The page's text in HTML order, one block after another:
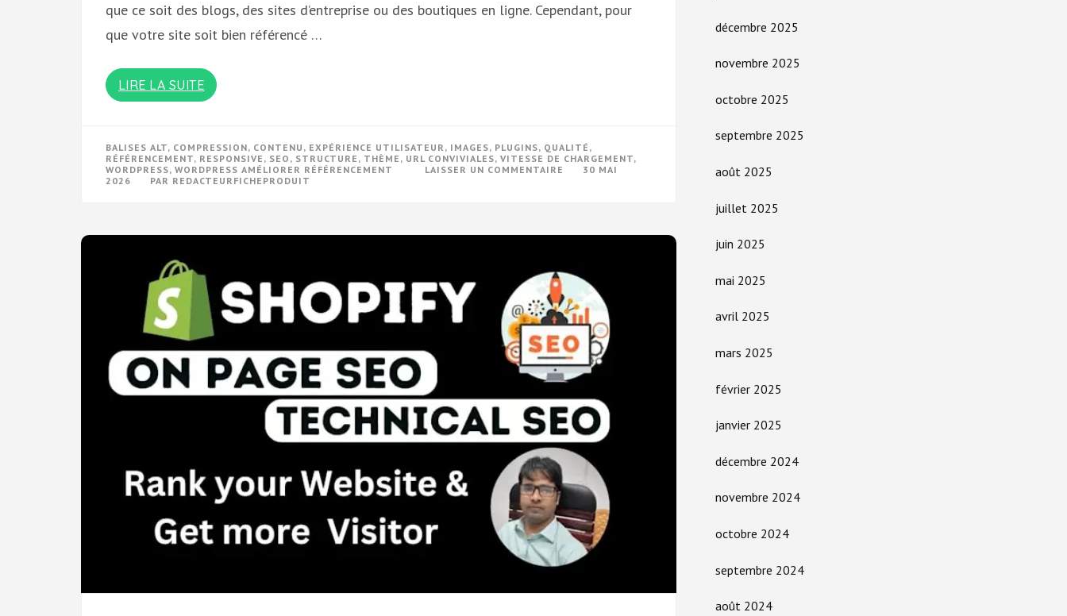
que ce soit des blogs, des sites d’entreprise ou des boutiques en ligne. Cependant, pour
que votre site soit bien référencé …
LIRE LA SUITE
BALISES ALT, COMPRESSION, CONTENU , EXPÉRIENCE UTILISATEUR , IMAGES, PLUGINS, QUALITÉ ,
RÉFÉRENCEMENT, RESPONSIVE , SEO , STRUCTURE , THÈME , URL CONVIVIALES, VITESSE DE CHARGEMENT,
WORDPRESS, WORDPRESS AMÉLIORER RÉFÉRENCEMENT LAISSER UN COMMENTAIRE
SUR
LES
ACCRUE
30 MAI
2026
PAR REDACTEURFICHEPRODUIT
décembre 2025
novembre 2025
octobre 2025
septembre 2025
août 2025
juillet 2025
juin 2025
mai 2025
avril 2025
mars 2025
février 2025
janvier 2025
décembre 2024
novembre 2024
octobre 2024
septembre 2024
août 2024